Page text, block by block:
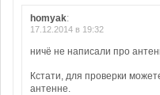
homyak:
17.12.2014 в 19:32
ничё не написали про
Кстати, для проверки
антенне.